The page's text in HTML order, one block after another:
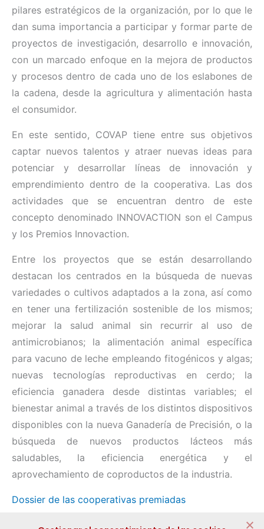
pilares estratégicos de la organización, por lo que le
dan suma importancia a participar y formar parte de
proyectos de investigación, desarrollo e innovación,
con un marcado enfoque en la mejora de productos
y procesos dentro de cada uno de los eslabones de
la cadena, desde la agricultura y alimentación hasta
el consumidor.
En este sentido, COVAP tiene entre sus objetivos
captar nuevos talentos y atraer nuevas ideas para
potenciar y desarrollar líneas de innovación y
emprendimiento dentro de la cooperativa. Las dos
actividades que se encuentran dentro de este
concepto denominado INNOVACTION son el Campus
y los Premios Innovaction.
Entre los proyectos que se están desarrollando
destacan los centrados en la búsqueda de nuevas
variedades o cultivos adaptados a la zona, así como
en tener una fertilización sostenible de los mismos;
mejorar la salud animal sin recurrir al uso de
antimicrobianos; la alimentación animal específica
para vacuno de leche empleando fitogénicos y algas;
nuevas tecnologías reproductivas en cerdo; la
eficiencia ganadera desde distintas variables; el
bienestar animal a través de los distintos dispositivos
disponibles con la nueva Ganadería de Precisión, o la
búsqueda de nuevos productos lácteos más
saludables, la eficiencia energética y el
aprovechamiento de coproductos de la industria.
Dossier de las cooperativas premiadas